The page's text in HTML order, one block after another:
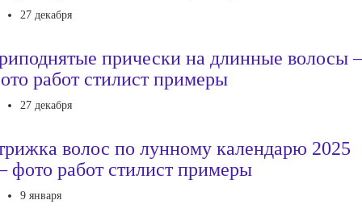
27 декабря
прически на длинные волосы
работ стилист примеры
27 декабря
волос по лунному календарю 2025
работ стилист примеры
9 января